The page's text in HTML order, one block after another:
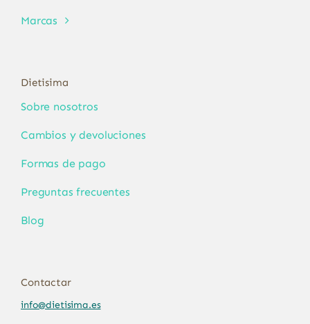
Marcas
Dietisima
Sobre nosotros
Cambios y devoluciones
Formas de pago
Preguntas frecuentes
Blog
Contactar
info@dietisima.es